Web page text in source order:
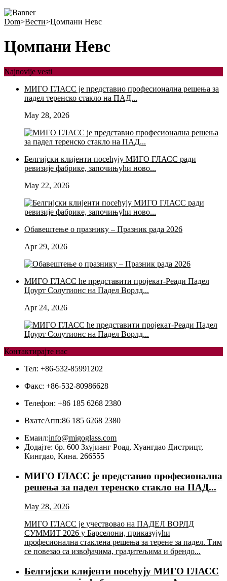
Dom>Вести>Цомпани Невс
Цомпани Невс
Najnovije vesti
МИГО ГЛАСС је представио професионална решења за
падел теренско стакло на ПАД...
May 28, 2026
Белгијски клијенти посећују МИГО ГЛАСС ради
ревизије фабрике, започињући ново...
May 22, 2026
Обавештење о празнику – Празник рада 2026
Apr 29, 2026
МИГО ГЛАСС ће представити пројекат-Реади Падел
Цоурт Солутионс на Падел Ворлд...
Apr 24, 2026
Контактирајте нас
Тел: +86-532-85991202
Факс: +86-532-80986628
Телефон: +86 185 6268 2380
ВхатсАпп:86 185 6268 2380
Емаил:info@migoglass.com
Додајте: бр. 600 Зхујианг Роад, Хуангдао Дистрицт,
Кингдао, Кина. 266555
МИГО ГЛАСС је представио професионална
решења за падел теренско стакло на ПАД...
May 28, 2026
МИГО ГЛАСС је учествовао на ПАДЕЛ ВОРЛД
СУММИТ 2026 у Барселони, приказујући
професионална стаклена решења за терене за падел. Тим
се повезао са извођачима, градитељима и брендо...
Белгијски клијенти посећују МИГО ГЛАСС